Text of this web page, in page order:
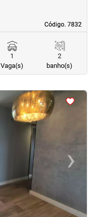
Código. 7832
Código. 7832
1
Vaga(s)
2
banho(s)
›
Next